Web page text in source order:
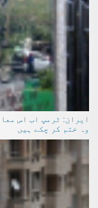
ایران: ٹرمپ اب اس
وہ ختم کر چکے ہیں